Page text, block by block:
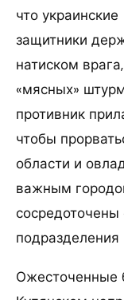
что украинские
защитники
натиском
«мясных»
противник
чтобы
области и
важным
подразделения
Ожесточенные